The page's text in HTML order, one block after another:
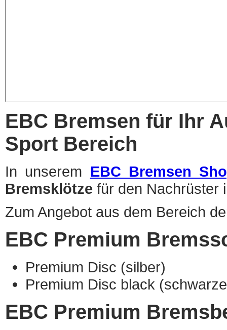
EBC Bremsen für Ihr
Sport Bereich
In unserem EBC Bremsen
Bremsklötze für den Nachrüster
Zum Angebot aus dem Bereich
EBC Premium
Premium Disc (silber)
Premium Disc black
EBC Premium